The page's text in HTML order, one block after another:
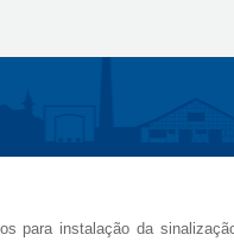
para instalação da